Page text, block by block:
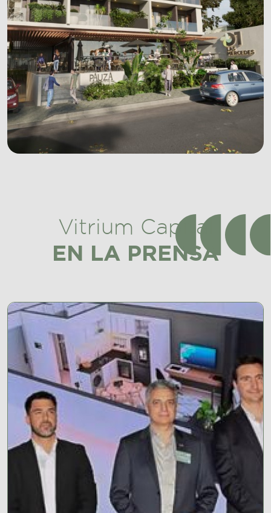
Vitrium Capital
EN LA PRENSA